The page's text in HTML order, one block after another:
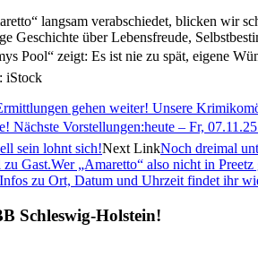
langsam verabschiedet, blicken wir
Geschichte über Lebensfreude,
Pool“ zeigt: Es ist nie zu spät, eigene
iStock
gehen weiter! Unsere
Nächste Vorstellungen:heute – Fr,
sein lohnt sich!Next LinkNoch dreimal
Gast.Wer „Amaretto“ also nicht in
zu Ort, Datum und Uhrzeit findet ihr
Schleswig-Holstein!